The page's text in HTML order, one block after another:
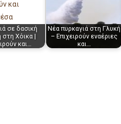
σε δασική
στη Χόικα |
και…
Νέα πυρκαγιά στη Γλυκή
– Επιχειρούν εναέριες
και…